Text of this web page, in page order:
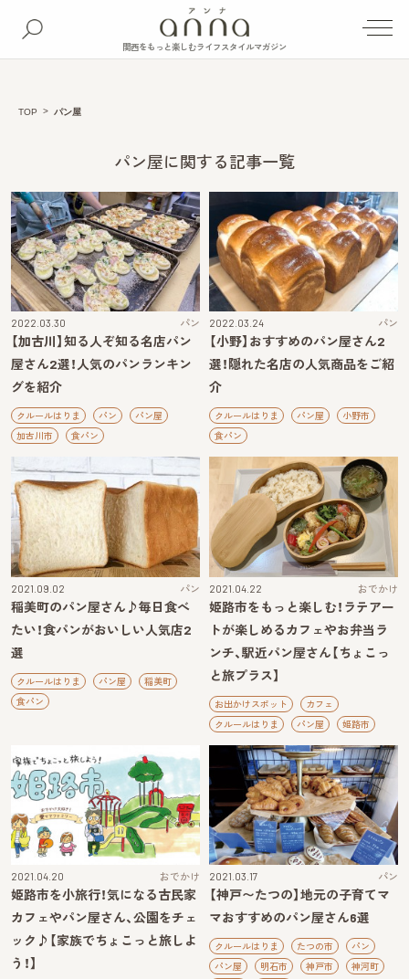
関西をもっと楽しむライフスタイルマガジン
TOP パン屋
パン屋に関する記事一覧
2022.03.30 パン
【加古川】知る人ぞ知る名店パン
屋さん2選！人気のパンランキン
グを紹介
クルールはりま パン
パン屋
加古川市
食パン
2022.03.24 パン
【小野】おすすめのパン屋さん2
選！隠れた名店の人気商品をご紹
介
クルールはりま パン屋
小野市
食パン
2021.09.02 パン
稲美町のパン屋さん♪毎日食べ
たい！食パンがおいしい人気店2
選
クルールはりま パン屋
稲美町
食パン
2021.04.22 おでかけ
姫路市をもっと楽しむ！ラテアー
トが楽しめるカフェやお弁当ラ
ンチ、駅近パン屋さん【ちょこっ
と旅プラス】
お出かけスポット
カフェ
クルールはりま
パン屋 姫路市
2021.04.20 おでかけ
姫路市を小旅行！気になる古民家
カフェやパン屋さん、公園をチェ
ック♪【家族でちょこっと旅しよ
う！】
2021.03.17 パン
【神戸〜たつの】地元の子育てマ
マおすすめのパン屋さん6選
クルールはりま たつの市
パン
パン屋
明石市 神戸市
神河町